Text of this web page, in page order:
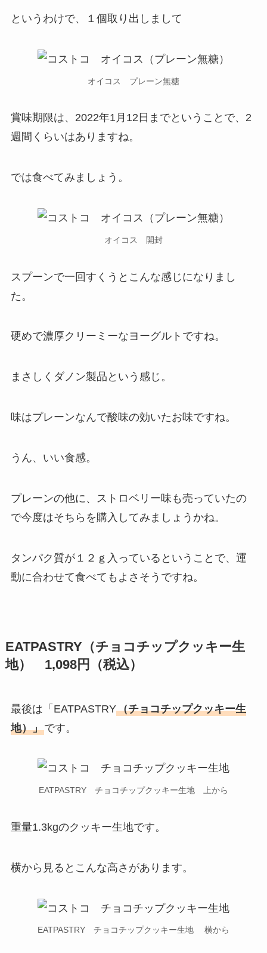
というわけで、１個取り出しまして
オイコス プレーン無糖
賞味期限は、2022年1月12日までということで、2
週間くらいはありますね。
では食べてみましょう。
オイコス 開封
スプーンで一回すくうとこんな感じになりまし
た。
硬めで濃厚クリーミーなヨーグルトですね。
まさしくダノン製品という感じ。
味はプレーンなんで酸味の効いたお味ですね。
うん、いい食感。
プレーンの他に、ストロベリー味も売っていたの
で今度はそちらを購入してみましょうかね。
タンパク質が１２ｇ入っているということで、運
動に合わせて食べてもよさそうですね。
EATPASTRY（チョコチップクッキー生
地） 1,098円（税込）
最後は「EATPASTRY（チョコチップクッキー生
地）」です。
EATPASTRY チョコチップクッキー生地 上から
重量1.3kgのクッキー生地です。
横から見るとこんな高さがあります。
EATPASTRY チョコチップクッキー生地 横から